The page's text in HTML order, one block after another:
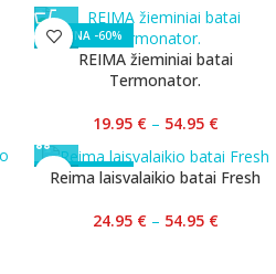
-60%
REIMA žieminiai batai
Termonator.
19.95 € – 54.95 €
-55%
Reima laisvalaikio batai Fresh
24.95 € – 54.95 €